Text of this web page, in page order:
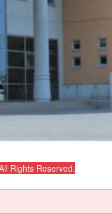
Rights Reserved.